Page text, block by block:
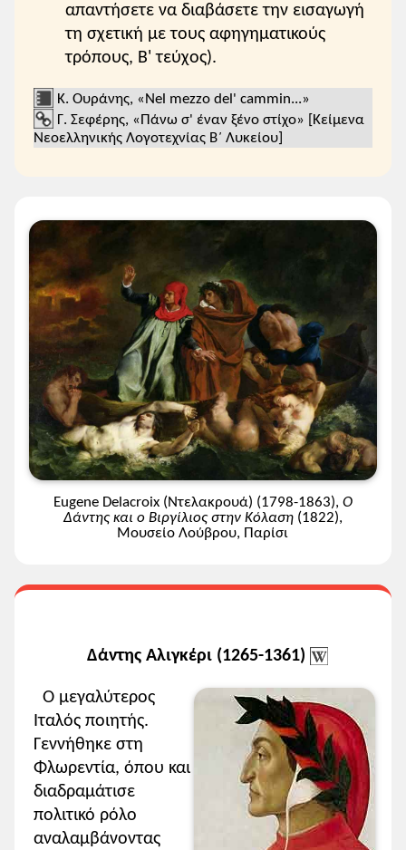
απαντήσετε να διαβάσετε την εισαγωγή
τη σχετική με τους αφηγηματικούς
τρόπους, Β' τεύχος).
Κ. Ουράνης, «Nel mezzo del' cammin...»
Γ. Σεφέρης, «Πάνω σ' έναν ξένο στίχο» [Κείμενα
Νεοελληνικής Λογοτεχνίας Β΄ Λυκείου]
Eugene Delacroix (Ντελακρουά) (1798-1863), Ο
Δάντης και ο Βιργίλιος στην Κόλαση(1822),
Μουσείο Λούβρου, Παρίσι
Δάντης Αλιγκέρι (1265-1361)
Ο μεγαλύτερος
Ιταλός ποιητής.
Γεννήθηκε στη
Φλωρεντία, όπου και
διαδραμάτισε
πολιτικό ρόλο
αναλαμβάνοντας